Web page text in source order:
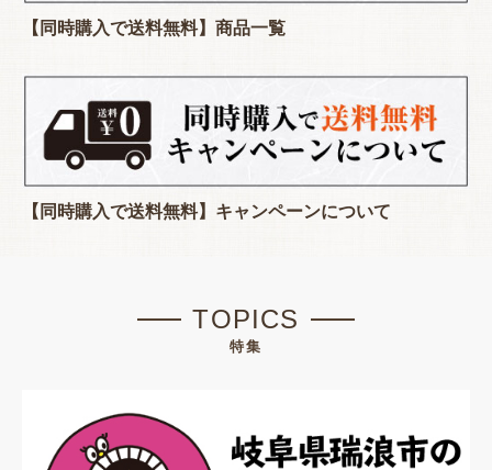
【同時購入で送料無料】商品一覧
【同時購入で送料無料】キャンペーンについて
TOPICS
特集